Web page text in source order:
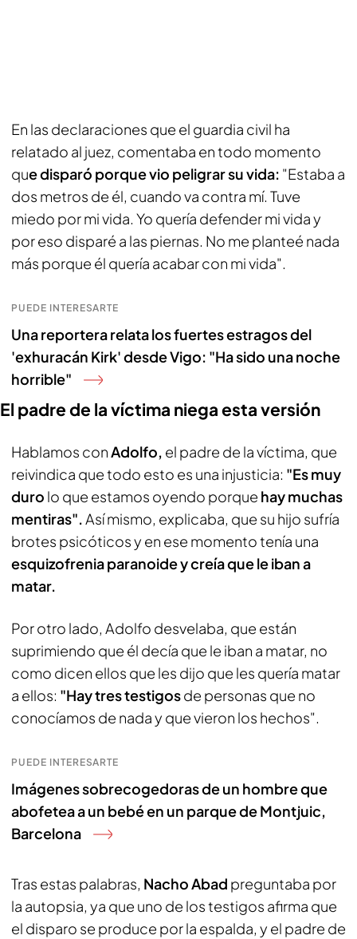
En las declaraciones que el guardia civil ha
relatado al juez, comentaba en todo momento
que disparó porque vio peligrar su vida: "Estaba a
dos metros de él, cuando va contra mí. Tuve
miedo por mi vida. Yo quería defender mi vida y
por eso disparé a las piernas. No me planteé nada
más porque él quería acabar con mi vida".
PUEDE INTERESARTE
Una reportera relata los fuertes estragos del
'exhuracán Kirk' desde Vigo: "Ha sido una noche
horrible"
El padre de la víctima niega esta versión
Hablamos conAdolfo, el padre de la víctima, que
reivindica que todo esto es una injusticia: "Es muy
duro lo que estamos oyendo porque hay muchas
mentiras".Así mismo, explicaba, que su hijo sufría
brotes psicóticos y en ese momento tenía una
esquizofrenia paranoide y creía que le iban a
matar.
Por otro lado, Adolfo desvelaba, que están
suprimiendo que él decía que le iban a matar, no
como dicen ellos que les dijo que les quería matar
a ellos: "Hay tres testigosde personas que no
conocíamos de nada y que vieron los hechos".
PUEDE INTERESARTE
Imágenes sobrecogedoras de un hombre que
abofetea a un bebé en un parque de Montjuic,
Barcelona
Tras estas palabras, Nacho Abad preguntaba por
la autopsia, ya que uno de los testigos afirma que
el disparo se produce por la espalda, y el padre de